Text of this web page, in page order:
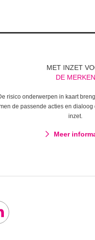
MET INZET
DE MERKEN
risico onderwerpen in kaart
de passende acties en dialoog
inzet.
Meer